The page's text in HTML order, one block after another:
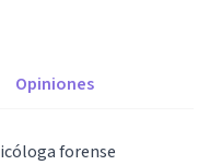
Opiniones
forense